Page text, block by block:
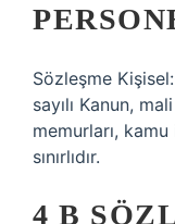
Sözleşme
sayılı Kanun,
memurları,
sınırlıdır.
4 B